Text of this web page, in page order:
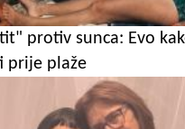
protiv sunca: Evo
prije plaže